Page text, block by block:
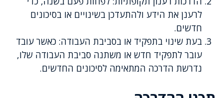
לרענן את הידע ולהתעדכן בשינויים או בסיכונים
חדשים.
בעת שינוי בתפקיד או בסביבת העבודה: כאשר עובד
עובר לתפקיד חדש או משתנה סביבת העבודה שלו,
נדרשת הדרכה המתאימה לסיכונים החדשים.